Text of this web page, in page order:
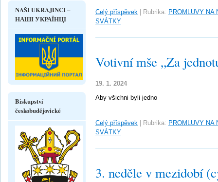
Celý příspěvek Rubrika: PROMLUVY NA
SVÁTKY
Votivní mše „Za
19. 1. 2024
Aby všichni byli jedno
Celý příspěvek Rubrika: PROMLUVY NA
SVÁTKY
3. neděle v mezidobí
NAŠI UKRAJINCI –
НАШІ УКРАЇНЦІ
Biskupství
českobudějovické